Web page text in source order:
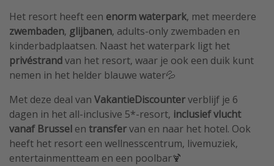
Het resort heeft een enorm waterpark, met meerdere
zwembaden, glijbanen, adults-only zwembaden en
kinderbadplaatsen. Naast het waterpark ligt het
privéstrandvan het resort, waar je ook een duik kunt
nemen in het helder blauwe water💦
Met deze deal van VakantieDiscounterverblijf je 6
dagen in het all-inclusive 5*-resort, inclusiefvlucht
vanaf Brussel en transfervan en naar het hotel. Ook
heeft het resort een wellnesscentrum, livemuziek,
entertainmentteam en een poolbar🍹